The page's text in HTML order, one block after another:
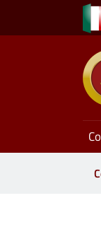
Salta al contenuto